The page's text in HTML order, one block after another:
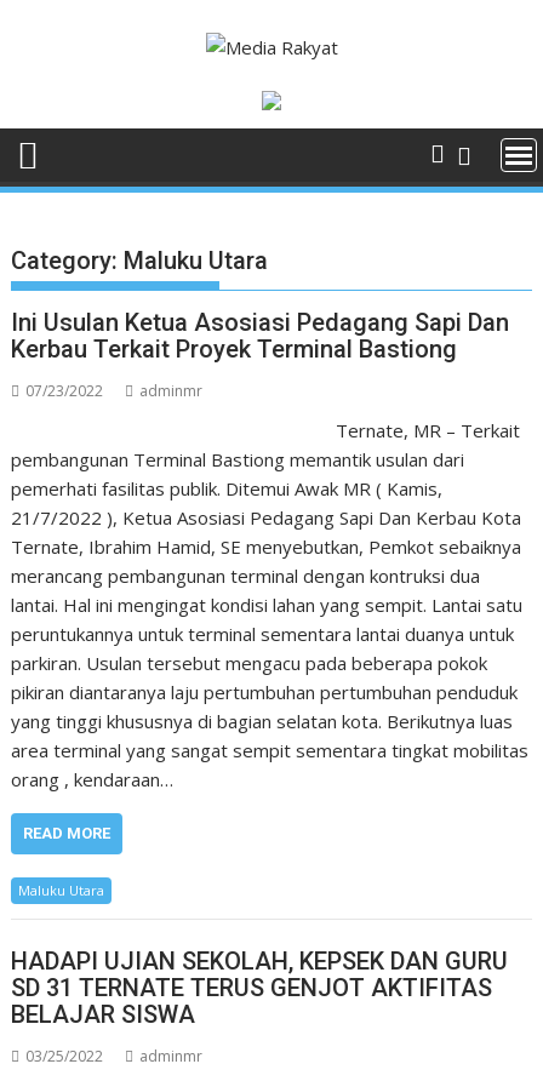
Category: Maluku Utara
Ini Usulan Ketua Asosiasi Pedagang Sapi Dan
Kerbau Terkait Proyek Terminal Bastiong
07/23/2022 adminmr
Ternate, MR – Terkait
pembangunan Terminal Bastiong memantik usulan dari
pemerhati fasilitas publik. Ditemui Awak MR ( Kamis,
21/7/2022 ), Ketua Asosiasi Pedagang Sapi Dan Kerbau Kota
Ternate, Ibrahim Hamid, SE menyebutkan, Pemkot sebaiknya
merancang pembangunan terminal dengan kontruksi dua
lantai. Hal ini mengingat kondisi lahan yang sempit. Lantai satu
peruntukannya untuk terminal sementara lantai duanya untuk
parkiran. Usulan tersebut mengacu pada beberapa pokok
pikiran diantaranya laju pertumbuhan pertumbuhan penduduk
yang tinggi khususnya di bagian selatan kota. Berikutnya luas
area terminal yang sangat sempit sementara tingkat mobilitas
orang , kendaraan…
READ MORE
Maluku Utara
HADAPI UJIAN SEKOLAH, KEPSEK DAN GURU
SD 31 TERNATE TERUS GENJOT AKTIFITAS
BELAJAR SISWA
03/25/2022 adminmr